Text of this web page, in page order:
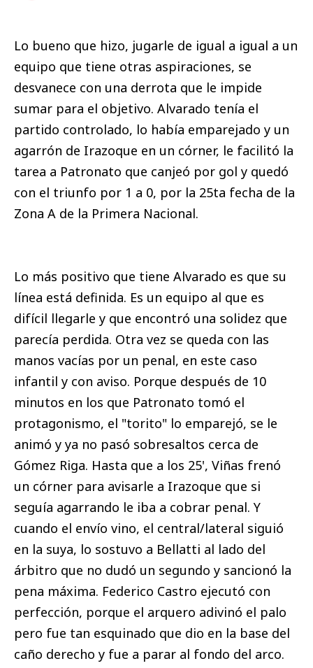
Lo bueno que hizo, jugarle de igual a igual a un
equipo que tiene otras aspiraciones, se
desvanece con una derrota que le impide
sumar para el objetivo. Alvarado tenía el
partido controlado, lo había emparejado y un
agarrón de Irazoque en un córner, le facilitó la
tarea a Patronato que canjeó por gol y quedó
con el triunfo por 1 a 0, por la 25ta fecha de la
Zona A de la Primera Nacional.​
Lo más positivo que tiene Alvarado es que su
línea está definida. Es un equipo al que es
difícil llegarle y que encontró una solidez que
parecía perdida. Otra vez se queda con las
manos vacías por un penal, en este caso
infantil y con aviso. Porque después de 10
minutos en los que Patronato tomó el
protagonismo, el "torito" lo emparejó, se le
animó y ya no pasó sobresaltos cerca de
Gómez Riga. Hasta que a los 25', Viñas frenó
un córner para avisarle a Irazoque que si
seguía agarrando le iba a cobrar penal. Y
cuando el envío vino, el central/lateral siguió
en la suya, lo sostuvo a Bellatti al lado del
árbitro que no dudó un segundo y sancionó la
pena máxima. Federico Castro ejecutó con
perfección, porque el arquero adivinó el palo
pero fue tan esquinado que dio en la base del
caño derecho y fue a parar al fondo del arco.